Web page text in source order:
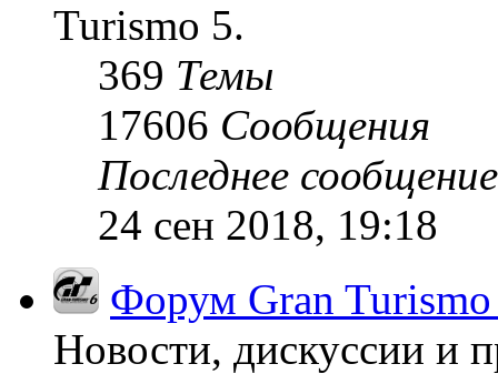
Turismo 5.
369 Темы
17606 Сообщения
Последнее сообщение
24 сен 2018, 19:18
Форум Gran
Новости, дискуссии и